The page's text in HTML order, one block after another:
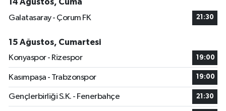
14 Ağustos, Cuma
Galatasaray - Çorum FK
21:30
15 Ağustos, Cumartesi
Konyaspor - Rizespor
19:00
Kasımpaşa - Trabzonspor 19:00
Gençlerbirliği S.K. - Fenerbahçe 21:30